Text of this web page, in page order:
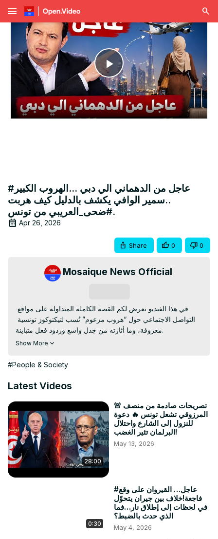
menu
Play
Video
#عاجل من الدهماني الي دبي ...الهروب الكبير
..سمير الوافي يكشف بالدليل كيف هربت
#ضحى_العريبي من تونس.
Apr 26, 2026
Share 0 0
Mosaique News Official
معروفة، وما أثارته من جدل واسع وردود فعل متباينة.
تداولت صفحات على السوشيال ميديا روايات مختلفة حول تفاصيل
رسمية من الجهات المعنية.
الكاملة للرأي العام، وترك الحكم للمشاهد.
التواصل الاجتماعي فقط، ولا يؤكد أي معطيات رسمية.
👀 شاهد الفيديو للنهاية واطلع على كل التفاصيل المتداولة.
---
#تونس #ضحى_العريبي #تيكتوك #الترند #أخبار_تونس
#مواقع_التواصل #سمير_الوافي #جدل #قصص_تونسية
#فيديو_اليوم #عاجل #ترند_اليوم #viral #tunisia #news
Show More
#People & Society
Latest Videos
28:00
🚨 تصريحات صادمة من منصف
المرزوقي تشعل تونس 🔥 دعوة
للنزول إلى الشارع واحتلال
البرلمان تثير الغضب!
May 13, 2026
0:30
#عاجل… القيروان على وقع
فاجعة!خلاف بين جيران يتحوّل
في لحظات إلى إطلاق نار…فما
الذي حدث بالضبط؟
May 4, 2026